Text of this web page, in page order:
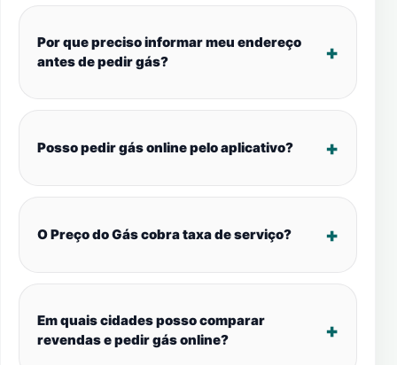
Por que preciso informar meu endereço
antes de pedir gás?
Posso pedir gás online pelo aplicativo?
O Preço do Gás cobra taxa de serviço?
Em quais cidades posso comparar
revendas e pedir gás online?